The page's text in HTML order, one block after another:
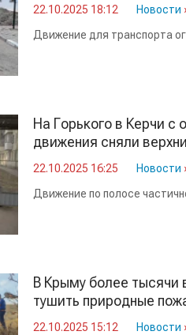
22.10.2025 18:12 Новости
Движение для транспорта
На Горького в Керчи с
движения сняли
22.10.2025 16:25 Новости
Движение по полосе
В Крыму более тысячи
тушить природные
22.10.2025 15:12 Новости